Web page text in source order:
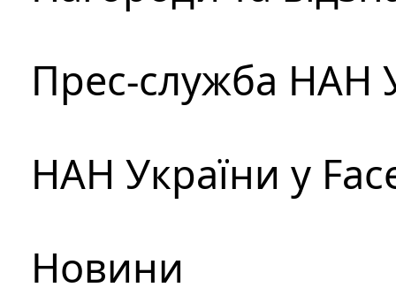
Прес-служба НАН
НАН України у
Новини